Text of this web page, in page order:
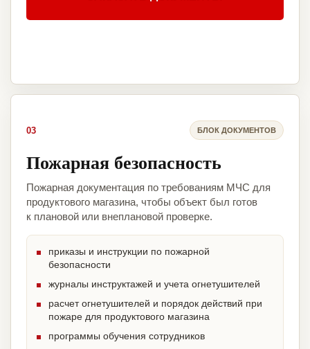
03 БЛОК ДОКУМЕНТОВ
Пожарная безопасность
Пожарная документация по требованиям МЧС для
продуктового магазина, чтобы объект был готов
к плановой или внеплановой проверке.
приказы и инструкции по пожарной
безопасности
журналы инструктажей и учета огнетушителей
расчет огнетушителей и порядок действий при
пожаре для продуктового магазина
программы обучения сотрудников